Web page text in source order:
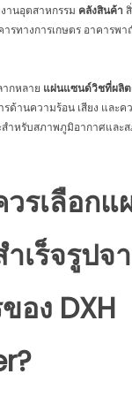
านอุตสาหกรรม คลังสินค้า
ารทางการเกษตร อาคารพ
กหลาย แผ่นแซนด์วิชที่ผลิต
รด้านความร้อน เสียง และ
สำหรับสภาพภูมิอากาศและ
รเลือกแ
เร็จรูปจ
อง DXH